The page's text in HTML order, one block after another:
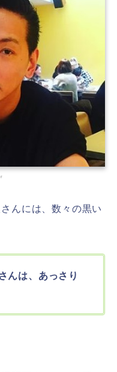
んには、数々の黒い
んは、あっさり